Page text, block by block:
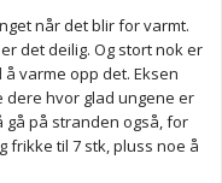
når det blir for varmt.
det deilig. Og stort nok er
varme opp det. Eksen
dere hvor glad ungene er
gå på stranden også, for
frikke til 7 stk, pluss noe å